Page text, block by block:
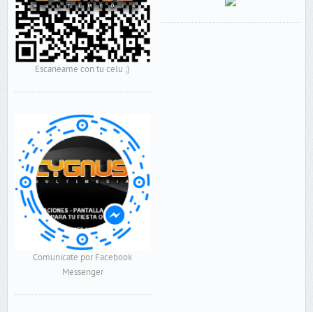
Escaneame con tu celu ;)
Comunicate por Facebook
Messenger